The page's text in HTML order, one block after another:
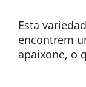
Esta
encontrem
apaixone, o